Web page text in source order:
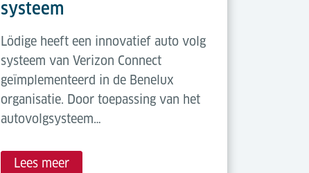
systeem
Lödige heeft een innovatief auto volg
systeem van Verizon Connect
geïmplementeerd in de Benelux
organisatie. Door toepassing van het
autovolgsysteem…
Lees meer